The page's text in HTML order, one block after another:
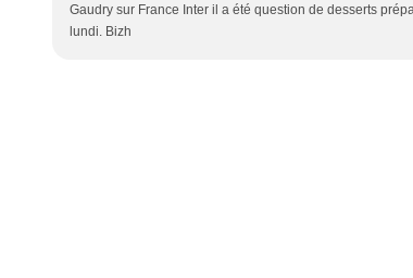
Gaudry sur France Inter il a été question de desserts
lundi. Bizh